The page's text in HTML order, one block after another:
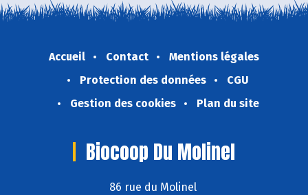
Accueil Contact
Mentions légales
Protection des données
CGU
Gestion des cookies
Plan du site
Biocoop Du Molinel
86 rue du Molinel